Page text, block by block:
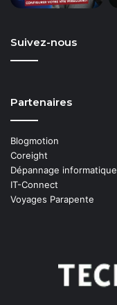
Suivez-nous
Partenaires
Blogmotion
Coreight
Dépannage informatique
IT-Connect
Voyages Parapente